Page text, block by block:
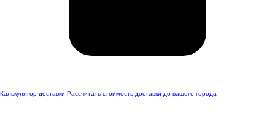
Калькулятор доставки Рассчитать стоимость доставки до вашего города